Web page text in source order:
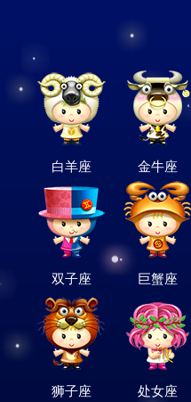
白羊座 金牛座
双子座 巨蟹座
狮子座 处女座